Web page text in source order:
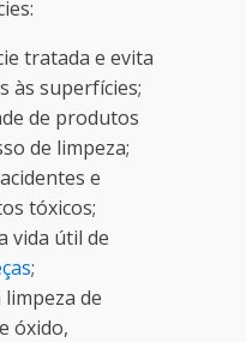
tratada e evita
às superfícies;
de produtos
de limpeza;
e
tóxicos;
vida útil de
;
de
óxido,